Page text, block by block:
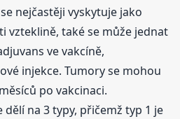
nejčastěji vyskytuje jako
vzteklině, také se může jednat
ve vakcíně,
injekce. Tumory se mohou
po vakcinaci.
na 3 typy, přičemž typ 1 je